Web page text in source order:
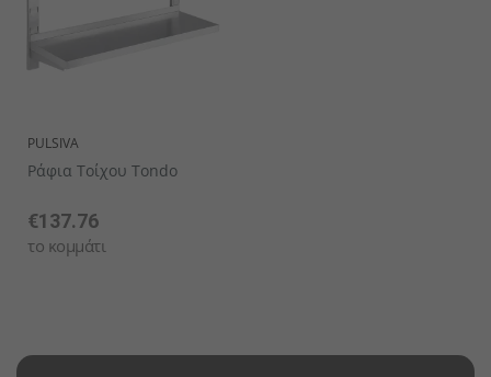
PULSIVA
Ράφια Τοίχου Tondo
€137.76
το κομμάτι